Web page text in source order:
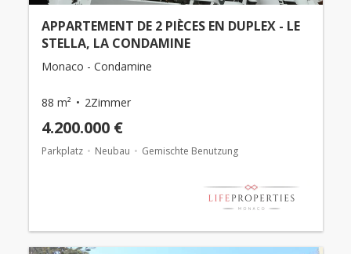
APPARTEMENT DE 2 PIÈCES EN DUPLEX - LE
STELLA, LA CONDAMINE
Monaco - Condamine
88 m² 2Zimmer
4.200.000 €
Parkplatz Neubau Gemischte Benutzung